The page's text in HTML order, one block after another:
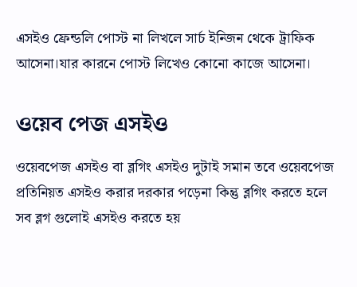
এসইও ফ্রেন্ডলি পোস্ট না লিখলে সার্চ ইন্জিন থেকে ট্রাফিক
আসেনা।যার কারনে পোস্ট লিখেও কোনো কাজে আসেনা।
ওয়েব পেজ এসইও
ওয়েবপেজ এসইও বা ব্লগিং এসইও দুটাই সমান তবে ওয়েবপেজ
প্রতিনিয়ত এসইও করার দরকার পড়েনা কিন্তু ব্লগিং করতে হলে
সব ব্লগ গুলোই এসইও করতে হয়